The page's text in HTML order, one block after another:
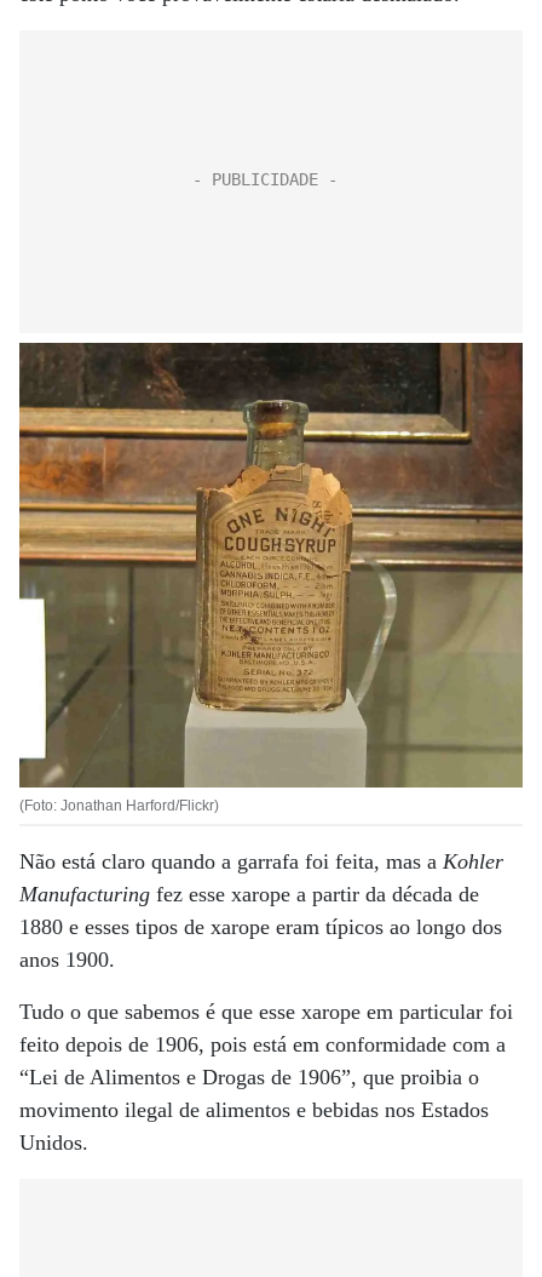
(Foto: Jonathan Harford/Flickr)
Não está claro quando a garrafa foi feita, mas a Kohler
Manufacturing fez esse xarope a partir da década de
1880 e esses tipos de xarope eram típicos ao longo dos
anos 1900.
Tudo o que sabemos é que esse xarope em particular foi
feito depois de 1906, pois está em conformidade com a
“Lei de Alimentos e Drogas de 1906”, que proibia o
movimento ilegal de alimentos e bebidas nos Estados
Unidos.